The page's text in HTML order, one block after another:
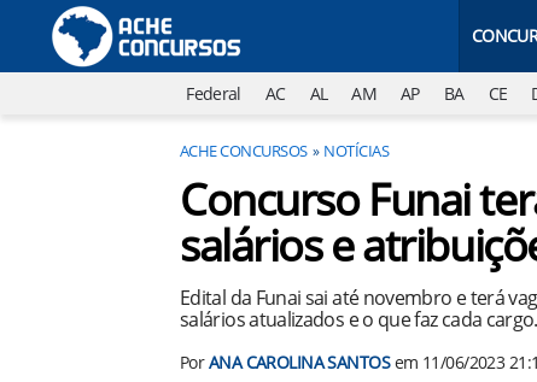
Federal AC AL AM AP BA CE
ACHE CONCURSOS NOTÍCIAS
Concurso Funai
salários e
Edital da Funai sai até novembro e terá
salários atualizados e o que faz cada cargo.
PorANA CAROLINA SANTOSem 11/06/2023